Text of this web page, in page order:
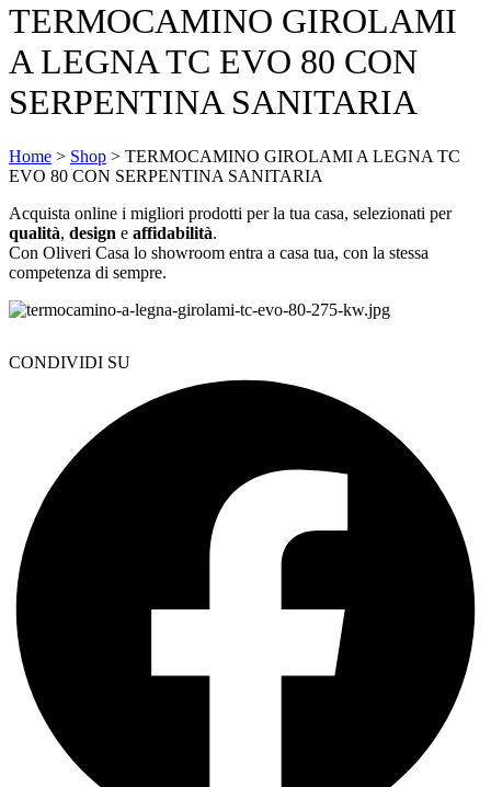
TERMOCAMINO GIROLAMI
A LEGNA TC EVO 80 CON
SERPENTINA SANITARIA
Home > Shop > TERMOCAMINO GIROLAMI A LEGNA TC
EVO 80 CON SERPENTINA SANITARIA
Acquista online i migliori prodotti per la tua casa, selezionati per
qualità, design e affidabilità.
Con Oliveri Casa lo showroom entra a casa tua, con la stessa
competenza di sempre.
CONDIVIDI SU